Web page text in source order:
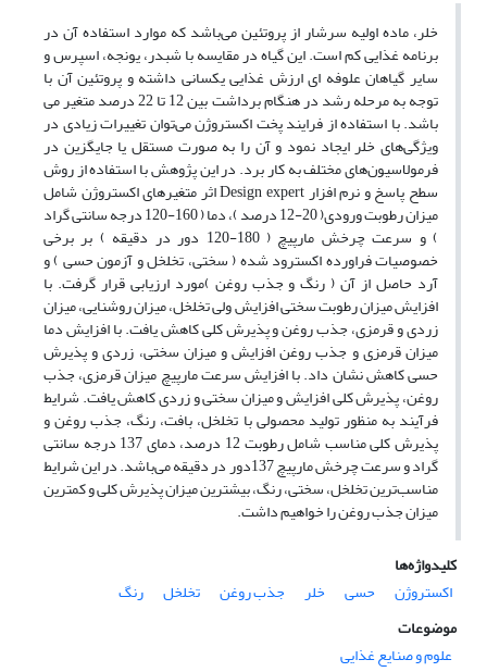
خلر، ماده اولیه سرشار از پروتئین می‌باشد که موارد استفاده آن در
برنامه غذایی کم است. این گیاه در مقایسه با شبدر، یونجه، اسپرس و
سایر گیاهان علوفه ای ارزش غذایی یکسانی داشته و پروتئین آن با
توجه به مرحله رشد در هنگام برداشت بین 12 تا 22 درصد متغیر می
باشد. با استفاده از فرایند پخت اکستروژن می‌توان تغییرات زیادی در
ویژگی‌های خلر ایجاد نمود و آن را به صورت مستقل یا جایگزین در
فرمولاسیون‌های مختلف به کار برد. در این پژوهش با استفاده از روش
سطح پاسخ و نرم افزار Design expert اثر متغیر‌های اکستروژن شامل
میزان رطوبت ورودی( 20-12 درصد )، دما ( 160-120 درجه سانتی گراد
) و سرعت چرخش مارپیچ ( 180-120 دور در دقیقه ) بر برخی
خصوصیات فراورده اکسترود شده ( سختی، تخلخل و آزمون حسی ) و
آرد حاصل از آن ( رنگ و جذب روغن )مورد ارزیابی قرار گرفت. با
افزایش میزان رطوبت سختی افزایش ولی تخلخل، میزان روشنایی، میزان
زردی و قرمزی، جذب روغن و پذیرش کلی کاهش یافت. با افزایش دما
میزان قرمزی و جذب روغن افزایش و میزان سختی، زردی و پذیرش
حسی کاهش نشان داد. با افزایش سرعت مارپیچ میزان قرمزی، جذب
روغن، پذیرش کلی افزایش و میزان سختی و زردی کاهش یافت. شرایط
فرآیند به منظور تولید محصولی با تخلخل، بافت، رنگ، جذب روغن و
پذیرش کلی مناسب شامل رطوبت 12 درصد، دمای 137 درجه سانتی
گراد و سرعت چرخش مارپیچ 137دور در دقیقه می‌باشد. در این شرایط
مناسب‌ترین تخلخل، سختی، رنگ، بیشترین میزان پذیرش کلی و کمترین
میزان جذب روغن را خواهیم داشت.
کلیدواژه‌ها
اکستروژن
حسی خلر جذب روغن تخلخل
رنگ
موضوعات
علوم و صنایع غذایی